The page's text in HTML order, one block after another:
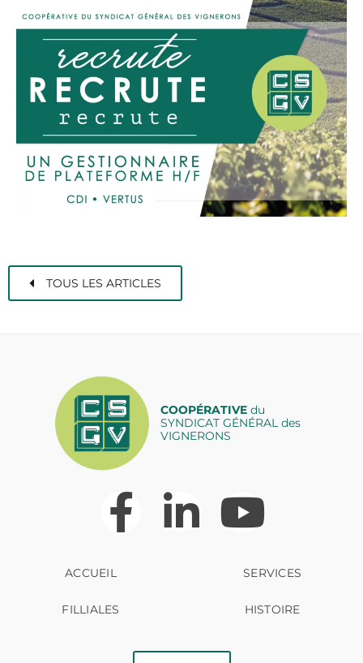
TOUS LES ARTICLES
COOPÉRATIVEdu
SYNDICAT GÉNÉRAL des
VIGNERONS
ACCUEIL SERVICES
FILLIALES HISTOIRE